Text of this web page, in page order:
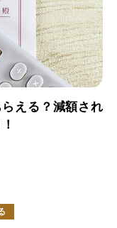
らえる？減額され